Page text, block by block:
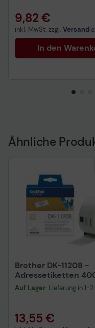
9,82 €
inkl. MwSt. zzgl. Versand
In den
Ähnliche
Brother DK-11208 -
Adressetiketten
QL 1050, 1060,
560, 570, 580, 650,
Auf Lager: Lieferung in 1-
13,55 €